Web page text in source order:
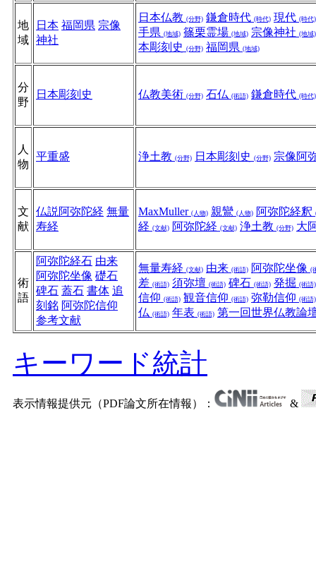
地
域
日本 福岡県 宗像
神社
日本仏教 (分野) 鎌倉時代 (時代) 現代 (時代)
手県 (地域) 篠栗霊場 (地域) 宗像神社 (地域)
本彫刻史 (分野) 福岡県 (地域)
分
野
日本彫刻史 仏教美術 (分野) 石仏 (術語) 鎌倉時代 (時代)
人
物
平重盛 浄土教 (分野) 日本彫刻史 (分野) 宗像阿
文
献
仏説阿弥陀経 無量
寿経
MaxMuller (人物) 親鸞 (人物) 阿弥陀経釈
経 (文献) 阿弥陀経 (文献) 浄土教 (分野) 大
術
語
阿弥陀経石 由来
阿弥陀坐像 礎石
碑石 蓋石 書体 追
刻銘 阿弥陀信仰
参考文献
無量寿経 (文献) 由来 (術語) 阿弥陀坐像 (
差 (術語) 須弥壇 (術語) 碑石 (術語) 発掘 (術語)
信仰 (術語) 観音信仰 (術語) 弥勒信仰 (術語)
仏 (術語) 年表 (術語) 第一回世界仏教論
キーワード統計
表示情報提供元（PDF論文所在情報）： &